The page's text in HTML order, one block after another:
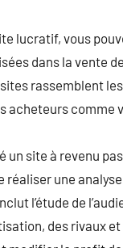
lucratif, vous
dans la vente
rassemblent
acheteurs comme
un site à revenu
réaliser une
l’étude de
des rivaux et